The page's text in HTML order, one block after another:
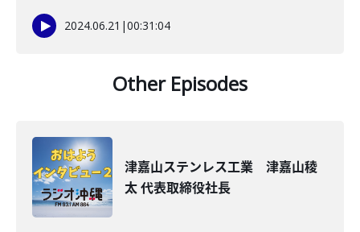
2024.06.21 |00:31:04
Other Episodes
津嘉山ステンレス工業 津嘉山稜
太 代表取締役社長